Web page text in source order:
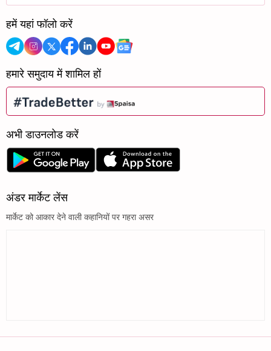
हमें यहां फॉलो करें
हमारे समुदाय में शामिल हों
अभी डाउनलोड करें
अंडर मार्केट लेंस
मार्केट को आकार देने वाली कहानियों पर गहरा असर